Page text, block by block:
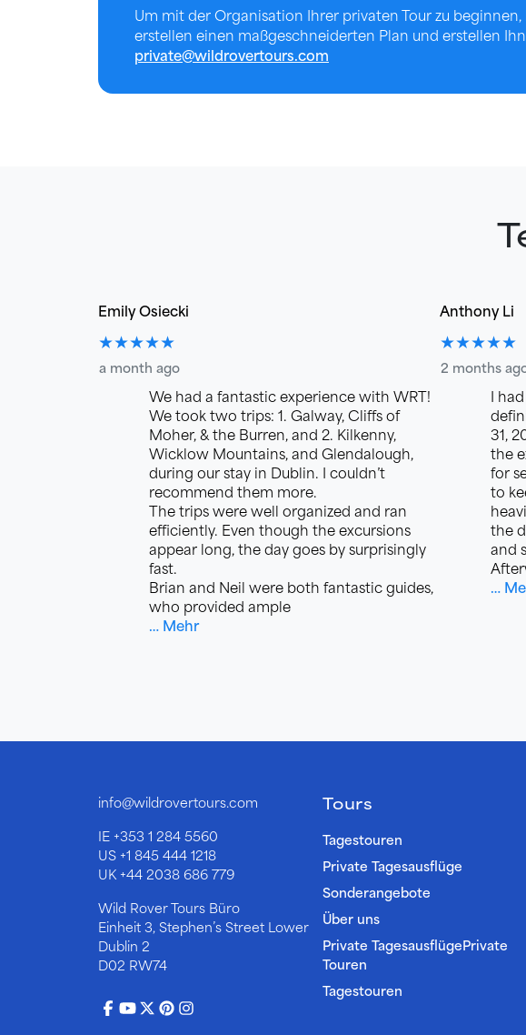
Um mit der Organisation Ihrer privaten Tour zu
erstellen einen maßgeschneiderten Plan und erstellen
private@wildrovertours.com
Emily Osiecki
★★★★★
a month ago
We had a fantastic experience with WRT!
We took two trips: 1. Galway, Cliffs of
Moher, & the Burren, and 2. Kilkenny,
Wicklow Mountains, and Glendalough,
during our stay in Dublin. I couldn’t
recommend them more.
The trips were well organized and ran
efficiently. Even though the excursions
appear long, the day goes by surprisingly
fast.
Brian and Neil were both fantastic guides,
who provided ample
… Mehr
Anthony Li
★★★★★
2 months
I
31,
the
for
to
the
and
…
info@wildrovertours.com
IE+353 1 284 5560
US+1 845 444 1218
UK+44 2038 686 779
Wild Rover Tours Büro
Einheit 3, Stephen’s Street Lower
Dublin 2
D02 RW74
Tours
Tagestouren
Private Tagesausflüge
Sonderangebote
Über uns
Private TagesausflügePrivate
Touren
Tagestouren